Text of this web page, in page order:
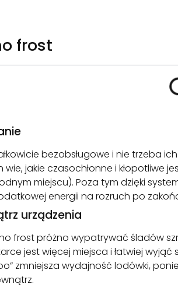
frost
bezobsługowe i nie trzeba
jakie czasochłonne i
miejscu). Poza tym dzięki
energii na rozruch po
urządzenia
frost próżno wypatrywać śladów
jest więcej miejsca i łatwiej
zmniejsza wydajność lodówki,